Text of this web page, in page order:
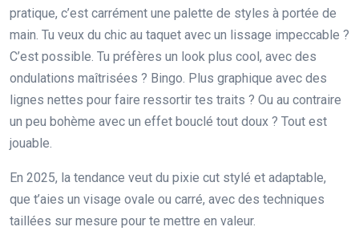
pratique, c’est carrément une palette de styles à portée de
main. Tu veux du chic au taquet avec un lissage impeccable ?
C’est possible. Tu préfères un look plus cool, avec des
ondulations maîtrisées ? Bingo. Plus graphique avec des
lignes nettes pour faire ressortir tes traits ? Ou au contraire
un peu bohème avec un effet bouclé tout doux ? Tout est
jouable.
En 2025, la tendance veut du pixie cut stylé et adaptable,
que t’aies un visage ovale ou carré, avec des techniques
taillées sur mesure pour te mettre en valeur.